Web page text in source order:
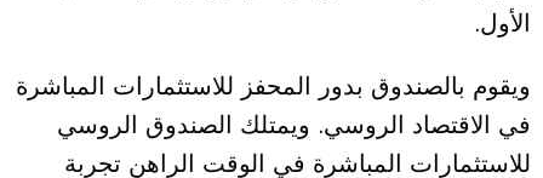
الأول.
ويقوم بالصندوق بدور المحفز للاستثمارات المباشرة
في الاقتصاد الروسي. ويمتلك الصندوق الروسي
للاستثمارات المباشرة في الوقت الراهن تجربة